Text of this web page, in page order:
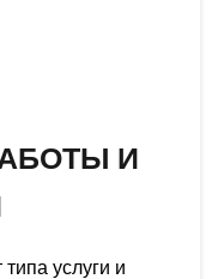
И
услуги и